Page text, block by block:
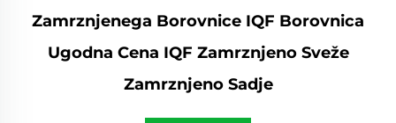
Zamrznjenega Borovnice IQF Borovnica
Ugodna Cena IQF Zamrznjeno Sveže
Zamrznjeno Sadje